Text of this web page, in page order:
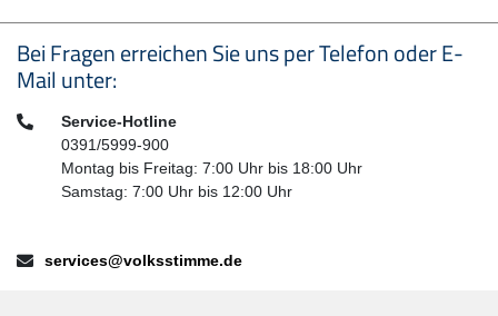
Seitenfußbereich
Bei Fragen erreichen Sie uns per Telefon oder E-
Mail unter:
Telefon:Service-Hotline
0391/5999-900
Montag bis Freitag: 7:00 Uhr bis 18:00 Uhr
Samstag: 7:00 Uhr bis 12:00 Uhr
E-Mail:services@volksstimme.de